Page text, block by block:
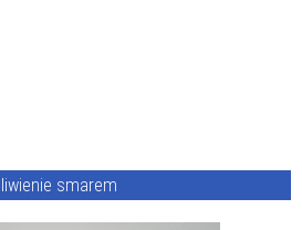
smarem